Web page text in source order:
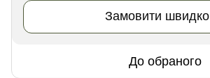
Замовити швидко
До обраного